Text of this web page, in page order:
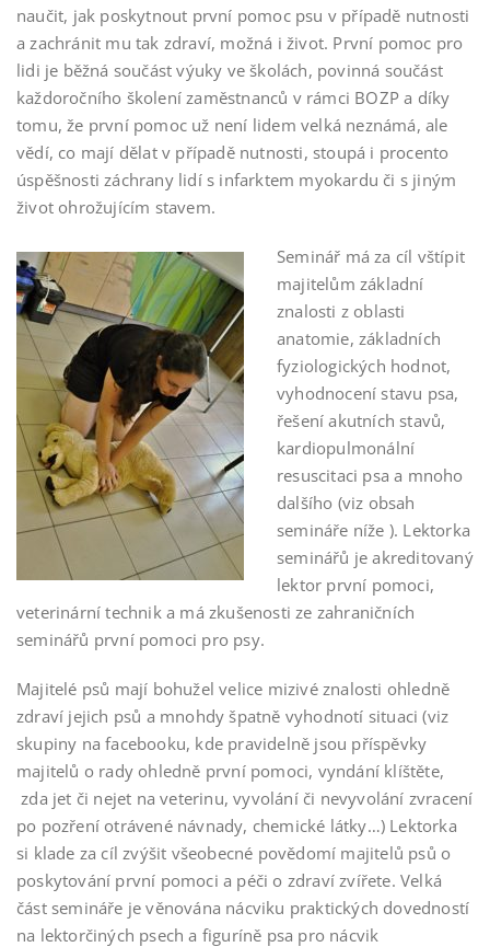
naučit, jak poskytnout první pomoc psu v případě nutnosti
a zachránit mu tak zdraví, možná i život. První pomoc pro
lidi je běžná součást výuky ve školách, povinná součást
každoročního školení zaměstnanců v rámci BOZP a díky
tomu, že první pomoc už není lidem velká neznámá, ale
vědí, co mají dělat v případě nutnosti, stoupá i procento
úspěšnosti záchrany lidí s infarktem myokardu či s jiným
život ohrožujícím stavem.
Seminář má za cíl vštípit
majitelům základní
znalosti z oblasti
anatomie, základních
fyziologických hodnot,
vyhodnocení stavu psa,
řešení akutních stavů,
kardiopulmonální
resuscitaci psa a mnoho
dalšího (viz obsah
semináře níže ). Lektorka
seminářů je akreditovaný
lektor první pomoci,
veterinární technik a má zkušenosti ze zahraničních
seminářů první pomoci pro psy.
Majitelé psů mají bohužel velice mizivé znalosti ohledně
zdraví jejich psů a mnohdy špatně vyhodnotí situaci (viz
skupiny na facebooku, kde pravidelně jsou příspěvky
majitelů o rady ohledně první pomoci, vyndání klíštěte,
zda jet či nejet na veterinu, vyvolání či nevyvolání zvracení
po pozření otrávené návnady, chemické látky…) Lektorka
si klade za cíl zvýšit všeobecné povědomí majitelů psů o
poskytování první pomoci a péči o zdraví zvířete. Velká
část semináře je věnována nácviku praktických dovedností
na lektorčiných psech a figuríně psa pro nácvik